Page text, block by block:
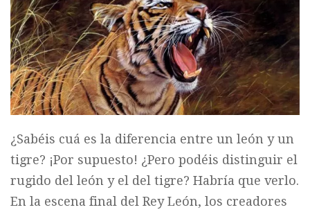
¿Sabéis cuá es la diferencia entre un león y un
tigre? ¡Por supuesto! ¿Pero podéis distinguir el
rugido del león y el del tigre? Habría que verlo.
En la escena final del Rey León, los creadores